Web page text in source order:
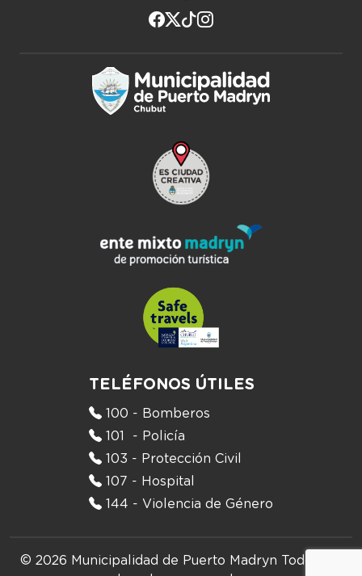
TELÉFONOS ÚTILES
100 - Bomberos
101 - Policía
103 - Protección Civil
107 - Hospital
144 - Violencia de Género
© 2026 Municipalidad de Puerto Madryn Todos los